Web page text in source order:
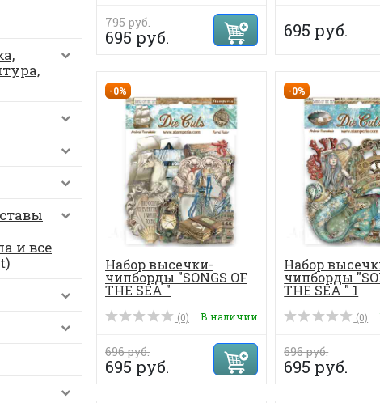
и все
795 руб.
695 руб. 695 руб.
-0%
Набор высечки-
чипборды "SONGS OF
THE SEA "
(0) В наличии
696 руб.
695 руб.
-0%
Набор
чипборды
THE SEA " 1
(0)
696 руб.
695 руб.